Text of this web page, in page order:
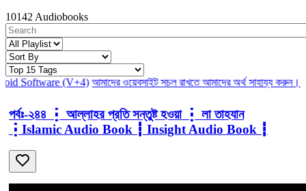
10142 Audiobooks
ওয়েবসাইট সচল রাখতে আমাদের অর্থ সাহায্য করুন। আমরা একটি অলাভজনক
পর্বঃ-২৪৪ ┇ আল্লাহর প্রতি সন্তুষ্ট হওয়া ┇ লা তাহযান
┇Islamic Audio Book ┇ Insight Audio Book ┇